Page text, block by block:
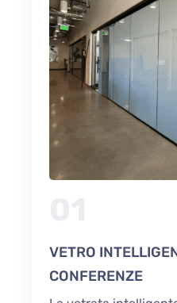
VETRO
CONFERENZE